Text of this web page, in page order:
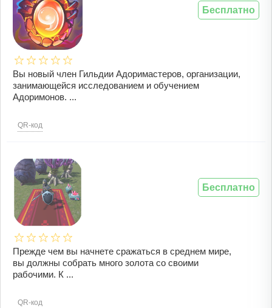
Вы новый член Гильдии Адоримастеров, организации,
занимающейся исследованием и обучением
Адоримонов. ...
QR-код
Бесплатно
Прежде чем вы начнете сражаться в среднем мире,
вы должны собрать много золота со своими
рабочими. К ...
QR-код
Бесплатно